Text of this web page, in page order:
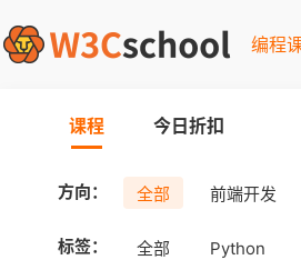
编程
课程 今日折扣
方向： 全部 前端开发
标签： 全部 Python